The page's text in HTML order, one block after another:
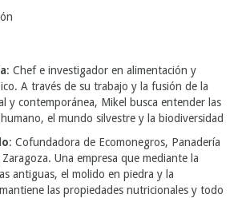
: Chef e investigador en alimentación y
A través de su trabajo y la fusión de la
y contemporánea, Mikel busca entender las
el mundo silvestre y la biodiversidad
: Cofundadora de Ecomonegros, Panadería
Una empresa que mediante la
antiguas, el molido en piedra y la
las propiedades nutricionales y todo